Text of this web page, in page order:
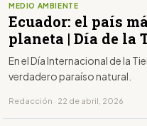
MEDIO AMBIENTE
Ecuador: el país
planeta | Día de la
En el Día Internacional de la
verdadero paraíso natural.
Redacción · 22 de abril, 2026